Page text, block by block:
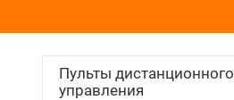
Пульты дистанционного
управления